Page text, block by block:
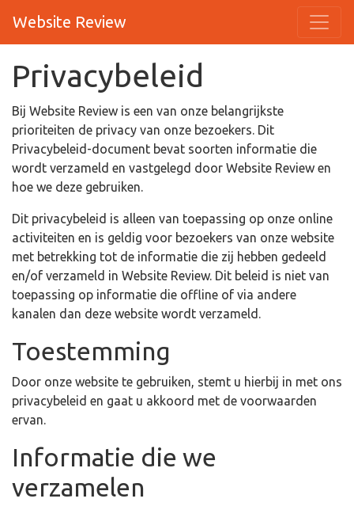
Website Review
Privacybeleid
Bij Website Review is een van onze belangrijkste
prioriteiten de privacy van onze bezoekers. Dit
Privacybeleid-document bevat soorten informatie die
wordt verzameld en vastgelegd door Website Review en
hoe we deze gebruiken.
Dit privacybeleid is alleen van toepassing op onze online
activiteiten en is geldig voor bezoekers van onze website
met betrekking tot de informatie die zij hebben gedeeld
en/of verzameld in Website Review. Dit beleid is niet van
toepassing op informatie die offline of via andere
kanalen dan deze website wordt verzameld.
Toestemming
Door onze website te gebruiken, stemt u hierbij in met ons
privacybeleid en gaat u akkoord met de voorwaarden
ervan.
Informatie die we
verzamelen